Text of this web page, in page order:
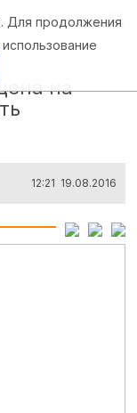
Афины
на
12:21 19.08.2016
Для продолжения